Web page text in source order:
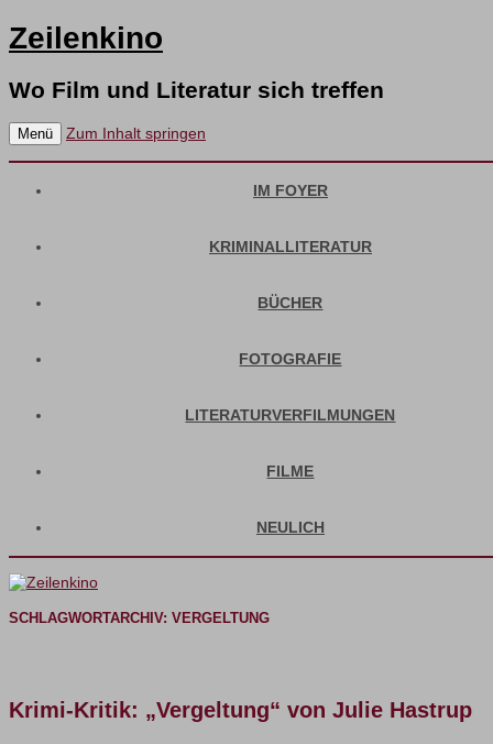
Zeilenkino
Wo Film und Literatur sich treffen
Menü Zum Inhalt springen
IM FOYER
KRIMINALLITERATUR
BÜCHER
FOTOGRAFIE
LITERATURVERFILMUNGEN
FILME
NEULICH
SCHLAGWORTARCHIV: VERGELTUNG
Krimi-Kritik: „Vergeltung“ von Julie Hastrup